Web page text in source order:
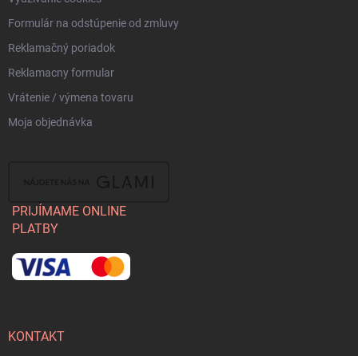
Formulár na odstúpenie od zmluvy
Reklamačný poriadok
Reklamacny formular
Vrátenie / výmena tovaru
Moja objednávka
PRIJÍMAME ONLINE
PLATBY
KONTAKT